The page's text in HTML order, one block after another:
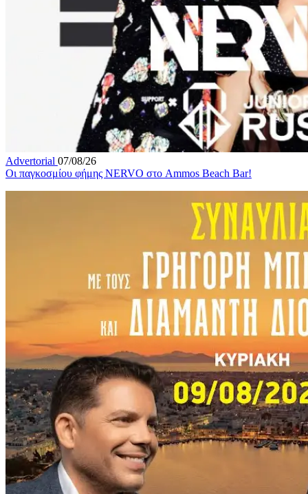
Advertorial 07/08/26
Οι παγκοσμίου φήμης NERVO στο Ammos Beach Bar!